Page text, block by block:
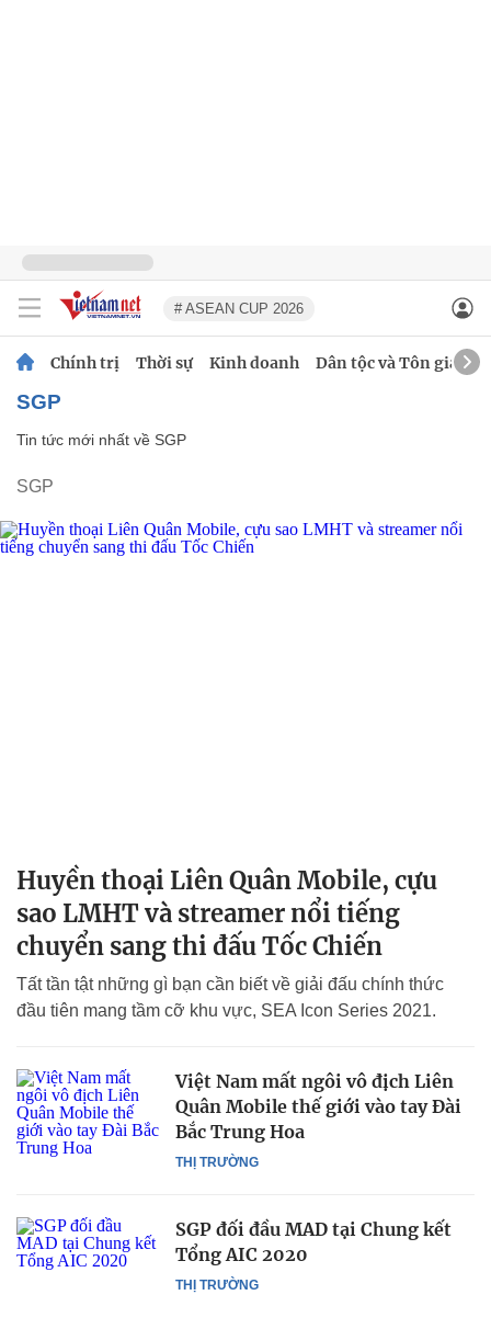
# ASEAN CUP 2026
Chính trị Thời sự Kinh doanh Dân tộc và Tôn giáo
SGP
Tin tức mới nhất về SGP
SGP
Huyền thoại Liên Quân Mobile, cựu
sao LMHT và streamer nổi tiếng
chuyển sang thi đấu Tốc Chiến
Tất tần tật những gì bạn cần biết về giải đấu chính thức
đầu tiên mang tầm cỡ khu vực, SEA Icon Series 2021.
THỊ TRƯỜNG
Việt Nam mất ngôi vô địch Liên
Quân Mobile thế giới vào tay Đài
Bắc Trung Hoa
THỊ TRƯỜNG
SGP đối đầu MAD tại Chung kết
Tổng AIC 2020